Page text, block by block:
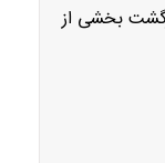
بخشی از